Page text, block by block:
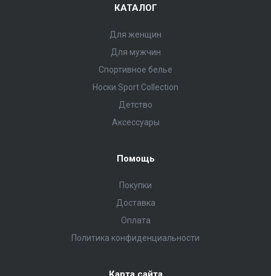
КАТАЛОГ
Для женщин
Для мужчин
Спортивное белье
Носки Sport Collection
Детство
Аксессуары
Помощь
Покупки
Доставка
Оплата
Политика конфиденциальности